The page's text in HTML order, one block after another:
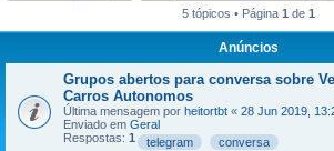
5 tópicos • Página 1 de 1
Anúncios
Grupos abertos para conversa sobre
Carros Autonomos
Última mensagem por heitortbt « 28 Jun 2019,
Enviado em Geral
Respostas: 1 telegram conversa